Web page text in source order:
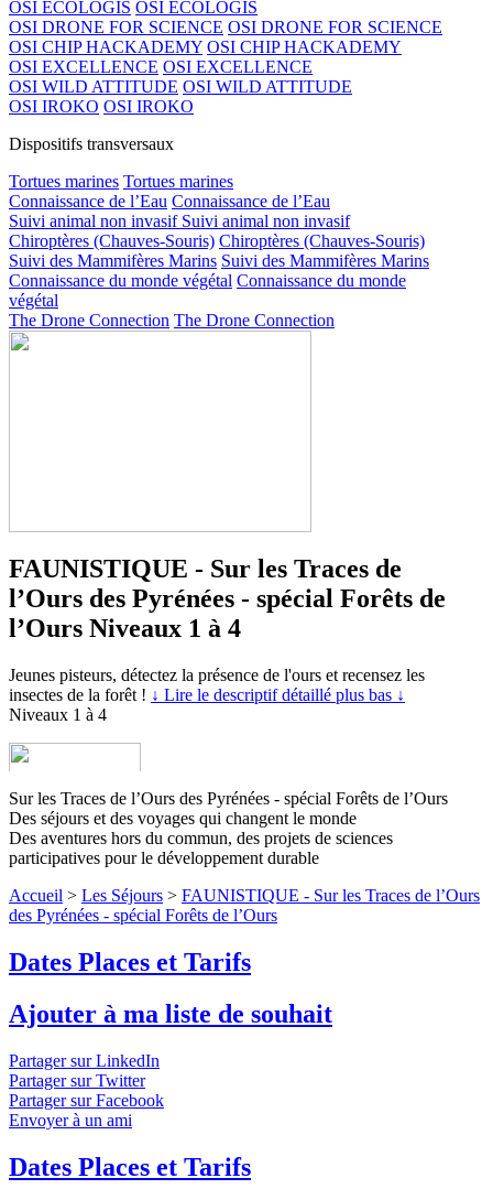
OSI ECOLOGIS OSI ECOLOGIS
OSI DRONE FOR SCIENCE OSI DRONE FOR SCIENCE
OSI CHIP HACKADEMY OSI CHIP HACKADEMY
OSI EXCELLENCE OSI EXCELLENCE
OSI WILD ATTITUDE OSI WILD ATTITUDE
OSI IROKO OSI IROKO
Dispositifs transversaux
Tortues marines Tortues marines
Connaissance de l’Eau Connaissance de l’Eau
Suivi animal non invasif Suivi animal non invasif
Chiroptères (Chauves-Souris) Chiroptères (Chauves-Souris)
Suivi des Mammifères Marins Suivi des Mammifères Marins
Connaissance du monde végétal Connaissance du monde
végétal
The Drone Connection The Drone Connection
FAUNISTIQUE - Sur les Traces de
l’Ours des Pyrénées - spécial Forêts de
l’Ours Niveaux 1 à 4
Jeunes pisteurs, détectez la présence de l'ours et recensez les
insectes de la forêt ! ↓ Lire le descriptif détaillé plus bas ↓
Niveaux 1 à 4
Sur les Traces de l’Ours des Pyrénées - spécial Forêts de l’Ours
Des séjours et des voyages qui changent le monde
Des aventures hors du commun, des projets de sciences
participatives pour le développement durable
Accueil > Les Séjours > FAUNISTIQUE - Sur les Traces de l’Ours
des Pyrénées - spécial Forêts de l’Ours
Dates Places et Tarifs
Ajouter à ma liste de souhait
Partager sur LinkedIn
Partager sur Twitter
Partager sur Facebook
Envoyer à un ami
Dates Places et Tarifs